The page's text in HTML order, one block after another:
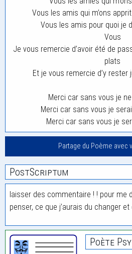
Vous les amis qui m’ons
Vous les amis pour quoi je
Vous
Je vous remercie d’avoir été de
plats
Et je vous remercie d’y rester
Merci car sans vous je
Merci car sans vous je
Merci car sans vous je
Partage du Poème avec
PostScriptum
laisser des commentaire ! ! pour me
penser, ce que j’aurais du changer
Poète